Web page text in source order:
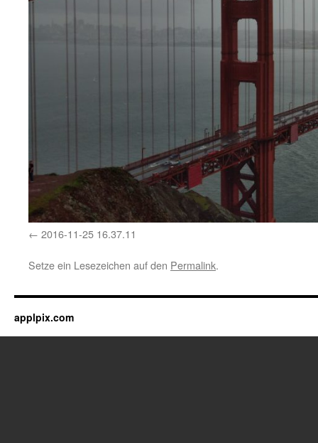
2016-11-25 16.37.11
Setze ein Lesezeichen auf den Permalink.
applpix.com